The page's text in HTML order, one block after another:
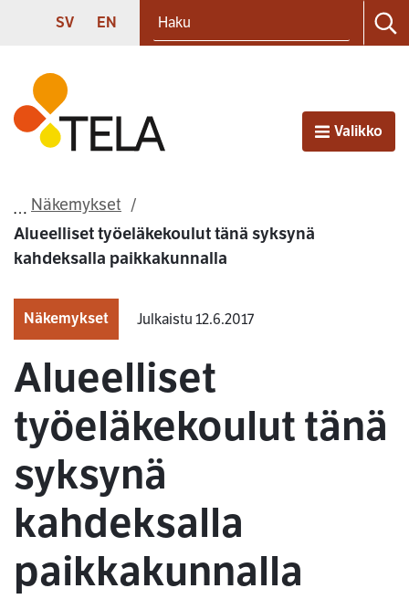
Siirry sisältöön
SVENSKA
SV ENGLISH
EN
Etusivu
AvaaValikko
Näkemykset
Alueelliset työeläkekoulut tänä syksynä
kahdeksalla paikkakunnalla
Näkemykset Julkaistu 12.6.2017
Alueelliset
työeläkekoulut tänä
syksynä
kahdeksalla
paikkakunnalla